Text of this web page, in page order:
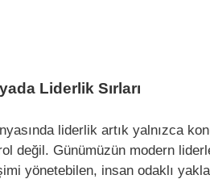
Liderlik Sırları
liderlik artık yalnızca
değil. Günümüzün modern
yönetebilen, insan odaklı